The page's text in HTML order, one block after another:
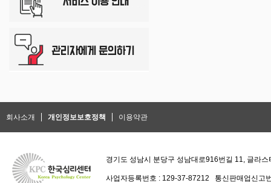
회사소개 개인정보보호정책 이용약관
경기도 성남시 분당구 성남대로916번길 11, 글라
사업자등록번호 : 129-37-87212 통신판매업신고